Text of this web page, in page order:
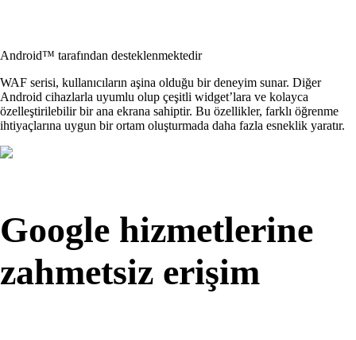
Android™ tarafından desteklenmektedir
WAF serisi, kullanıcıların aşina olduğu bir deneyim sunar. Diğer
Android cihazlarla uyumlu olup çeşitli widget’lara ve kolayca
özelleştirilebilir bir ana ekrana sahiptir. Bu özellikler, farklı öğrenme
ihtiyaçlarına uygun bir ortam oluşturmada daha fazla esneklik yaratır.
Google hizmetlerine
zahmetsiz erişim